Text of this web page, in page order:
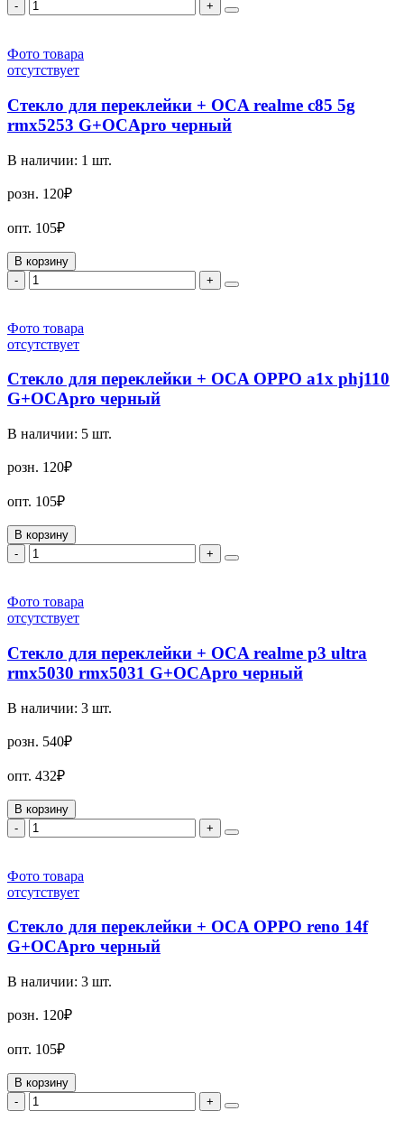
- +
Фото товара
отсутствует
Стекло для переклейки + OCA realme c85 5g
rmx5253 G+OCApro черный
В наличии: 1 шт.
розн. 120₽
опт. 105₽
В корзину
-
+
Фото товара
отсутствует
Стекло для переклейки + OCA OPPO a1x phj110
G+OCApro черный
В наличии: 5 шт.
розн. 120₽
опт. 105₽
В корзину
-
+
Фото товара
отсутствует
Стекло для переклейки + OCA realme p3 ultra
rmx5030 rmx5031 G+OCApro черный
В наличии: 3 шт.
розн. 540₽
опт. 432₽
В корзину
-
+
Фото товара
отсутствует
Стекло для переклейки + OCA OPPO reno 14f
G+OCApro черный
В наличии: 3 шт.
розн. 120₽
опт. 105₽
В корзину
-
+